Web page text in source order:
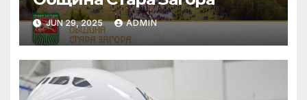
JUN 29, 2025 ADMIN